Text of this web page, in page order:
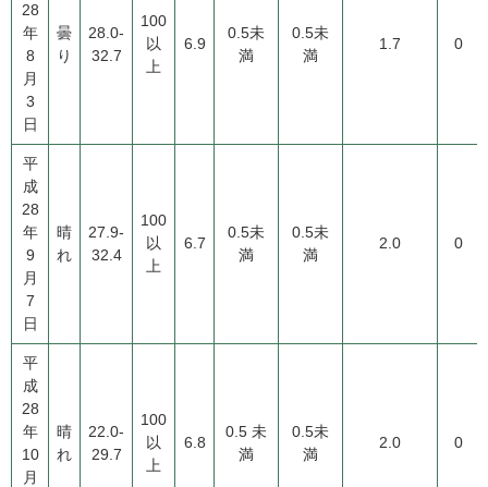
28
年
8
月
3
日
曇
り
28.0-
32.7
100
以
上
6.9
0.5未
満
0.5未
満
1.7 0
平
成
28
年
9
月
7
日
晴
れ
27.9-
32.4
100
以
上
6.7
0.5未
満
0.5未
満
2.0 0
平
成
28
年
10
月
晴
れ
22.0-
29.7
100
以
上
6.8
0.5 未
満
0.5未
満
2.0 0